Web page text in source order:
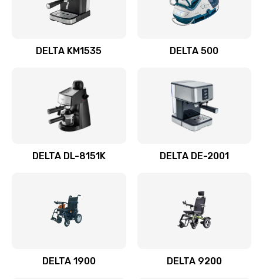
DELTA KM1535 DELTA 500
DELTA DL-8151K DELTA DE-2001
DELTA 1900 DELTA 9200